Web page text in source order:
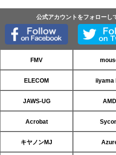
公式アカウントをフォローし
FMV
ELECOM iiyama
JAWS-UG AMD
Acrobat
キヤノンMJ